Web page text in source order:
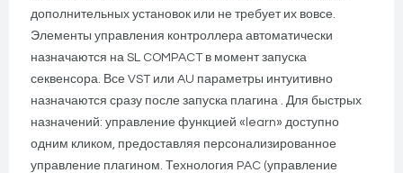
дополнительных установок или не требует их вовсе.
Элементы управления контроллера автоматически
назначаются на SL COMPACT в момент запуска
секвенсора. Все VST или AU параметры интуитивно
назначаются сразу после запуска плагина . Для быстрых
назначений: управление функцией «learn» доступно
одним кликом, предоставляя персонализированное
управление плагином. Технология PAC (управление